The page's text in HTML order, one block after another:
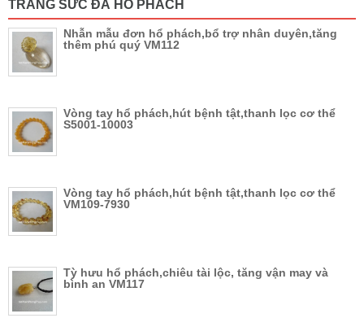
TRANG SỨC ĐÁ HỔ PHÁCH
Nhẫn mẫu đơn hổ phách,bổ trợ nhân duyên,tăng
thêm phú quý VM112
Vòng tay hổ phách,hút bệnh tật,thanh lọc cơ thể
S5001-10003
Vòng tay hổ phách,hút bệnh tật,thanh lọc cơ thể
VM109-7930
Tỳ hưu hổ phách,chiêu tài lộc, tăng vận may và
bình an VM117